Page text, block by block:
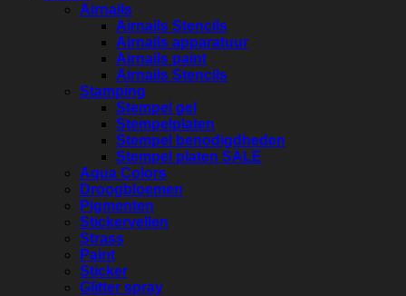
Airnails
Airnails Stencils
Airnails apparatuur
Airnails paint
Airnails Stencils
Stamping
Stempel gel
Stempelplaten
Stempel benodigdheden
Stempel platen SALE
Aqua Colors
Droogbloemen
Pigmenten
Stickervellen
Strass
Paint
Sticker
Glitter spray